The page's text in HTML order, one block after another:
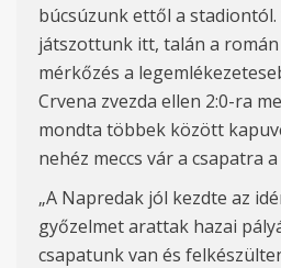
búcsúzunkettől a
játszottunk itt, talán a román
mérkőzés a
Crvena zvezda ellen 2:0-ra
mondta többek között
nehéz meccs vár a csapatra
„A Napredak jól kezdte az
győzelmet arattak hazai
csapatunk van és